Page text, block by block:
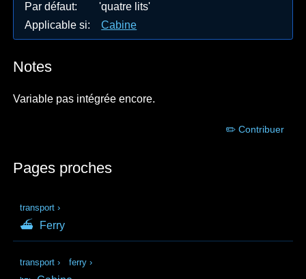
Par défaut:
'quatre lits'
Applicable si: Cabine
Notes
Variable pas intégrée encore.
✏️ Contribuer
Pages proches
transport ›
⛴ Ferry
transport › ferry ›